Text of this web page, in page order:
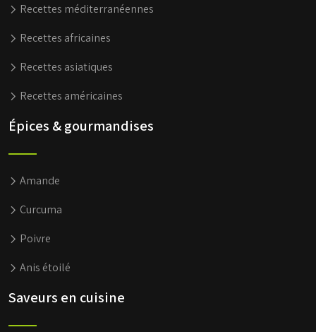
Recettes méditerranéennes
Recettes africaines
Recettes asiatiques
Recettes américaines
Épices & gourmandises
Amande
Curcuma
Poivre
Anis étoilé
Saveurs en cuisine